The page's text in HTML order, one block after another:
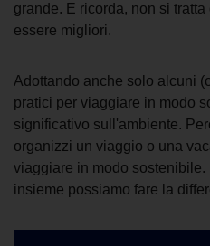
grande. E ricorda, non si
essere migliori.
Adottando anche solo alcuni
pratici per viaggiare in modo
significativo sull'ambiente.
organizzi un viaggio o una
viaggiare in modo sostenibile.
insieme possiamo fare la